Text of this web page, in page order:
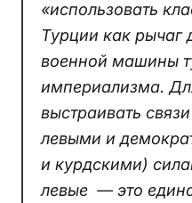
«использовать
Турции как рычаг
военной машины
империализма.
выстраивать
левыми и
и курдскими)
левые — это